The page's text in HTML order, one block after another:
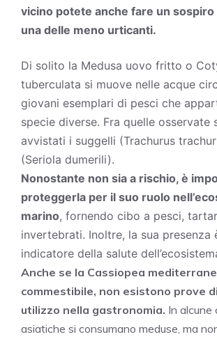
vicino potete anche fare un sospiro
una delle meno urticanti.
Di solito la Medusa uovo fritto o
tuberculata si muove nelle acque
giovani esemplari di pesci che
specie diverse. Fra quelle osservate
avvistati i suggelli (Trachurus
(Seriola dumerili).
Nonostante non sia a rischio, è
proteggerla per il suo ruolo
marino, fornendo cibo a pesci,
invertebrati. Inoltre, la sua presenza
indicatore della salute
Anche se la Cassiopea
commestibile, non esistono prove
utilizzo nella gastronomia. In alcune
asiatiche si consumano meduse, ma